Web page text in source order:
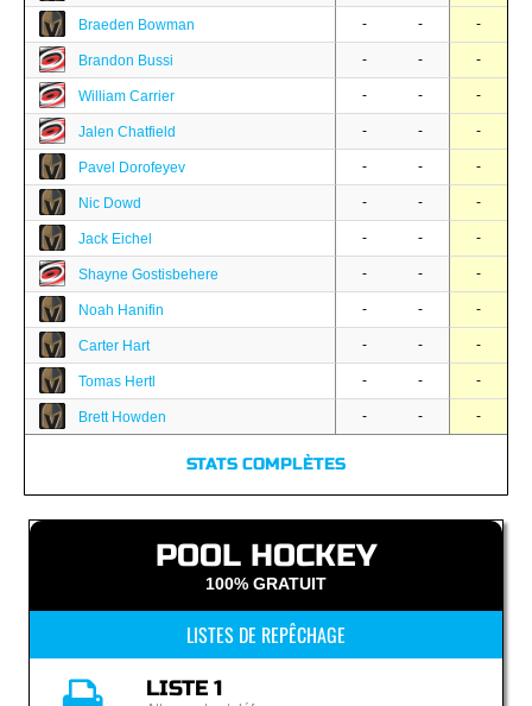
Braeden Bowman - - -
Brandon Bussi - - -
William Carrier - - -
Jalen Chatfield - - -
Pavel Dorofeyev - - -
Nic Dowd - - -
Jack Eichel - - -
Shayne Gostisbehere - - -
Noah Hanifin - - -
Carter Hart - - -
Tomas Hertl - - -
Brett Howden - - -
STATS COMPLÈTES
POOL HOCKEY
100% GRATUIT
LISTES DE REPÊCHAGE
LISTE 1